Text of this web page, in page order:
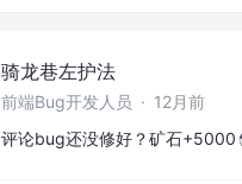
骑龙巷左护法
前端Bug开发人员 · 12月前
评论bug还没修好？矿石+5000